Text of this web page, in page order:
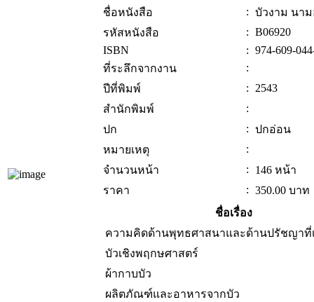
ชื่อหนังสือ : บัวงาม นา
รหัสหนังสือ
: B06920
ISBN
: 974-609-
ที่ระลึกจากงาน
:
ปีที่พิมพ์
: 2543
สำนักพิมพ์
:
ปก
: ปกอ่อน
หมายเหตุ
:
จำนวนหน้า
:
146 หน้า
ราคา
: 350.00 บาท
ชื่อเรื่อง
ความคิดด้านพุทธศาสนาและด้านปรัชญาที่
บัวเชิงพฤกษศาสตร์
ผ้ากาบบัว
ผลิตภัณฑ์และอาหารจากบัว